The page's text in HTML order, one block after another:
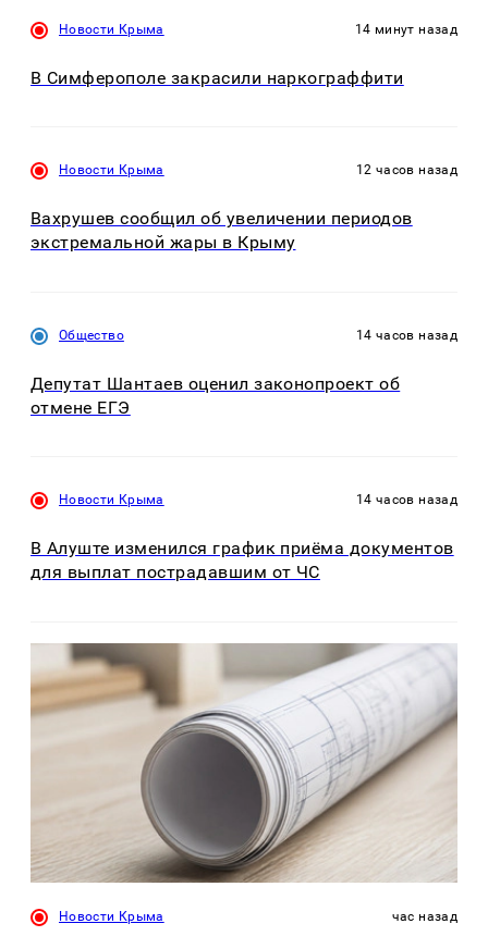
Новости Крыма 14 минут назад
В Симферополе закрасили наркограффити
Новости Крыма 12 часов назад
Вахрушев сообщил об увеличении периодов
экстремальной жары в Крыму
Общество 14 часов назад
Депутат Шантаев оценил законопроект об
отмене ЕГЭ
Новости Крыма 14 часов назад
В Алуште изменился график приёма документов
для выплат пострадавшим от ЧС
Новости Крыма час назад